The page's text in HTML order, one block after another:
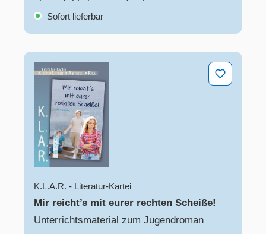
Sofort lieferbar
Mir reicht’s mit eurer rechten Scheiße!
K.L.A.R. - Literatur-Kartei
Mir reicht’s mit eurer rechten Scheiße!
Unterrichtsmaterial zum Jugendroman